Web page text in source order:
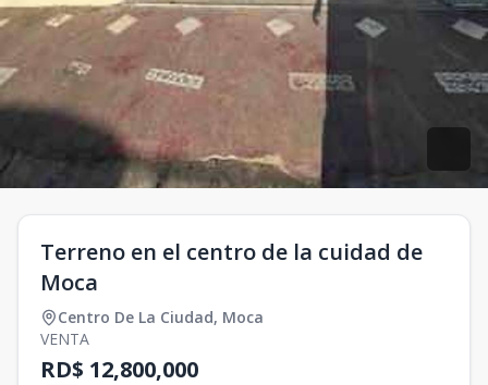
Terreno en el centro de la cuidad de
Moca
Centro De La Ciudad, Moca
VENTA
RD$ 12,800,000